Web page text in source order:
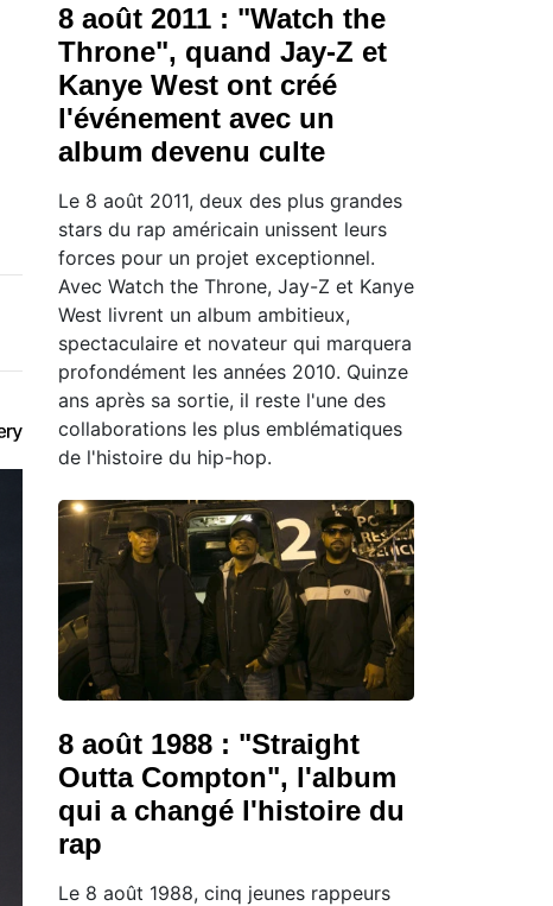
8 août 2011 : "Watch the
Throne", quand Jay-Z et
Kanye West ont créé
l'événement avec un
album devenu culte
Le 8 août 2011, deux des plus grandes
stars du rap américain unissent leurs
forces pour un projet exceptionnel.
Avec Watch the Throne, Jay-Z et Kanye
West livrent un album ambitieux,
spectaculaire et novateur qui marquera
profondément les années 2010. Quinze
ans après sa sortie, il reste l'une des
collaborations les plus emblématiques
de l'histoire du hip-hop.
8 août 1988 : "Straight
Outta Compton", l'album
qui a changé l'histoire du
rap
Le 8 août 1988, cinq jeunes rappeurs